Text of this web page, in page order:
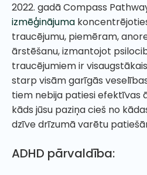
2022. gadā Compass
izmēģinājuma
traucējumu, piemēram,
ārstēšanu, izmantojot
traucējumiem ir
starp visām garīgās
tiem nebija patiesi efektīvas
kāds jūsu paziņa cieš no
dzīve drīzumā varētu
ADHD pārvaldība: